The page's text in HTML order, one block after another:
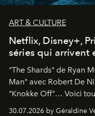
ART & CULTURE
Netflix, Disney+,
séries qui arrivent
"The Shards" de Ryan
Man" avec Robert De
"Knokke Off"… Voici
plateformes de
30.07.2026 by Géraldine